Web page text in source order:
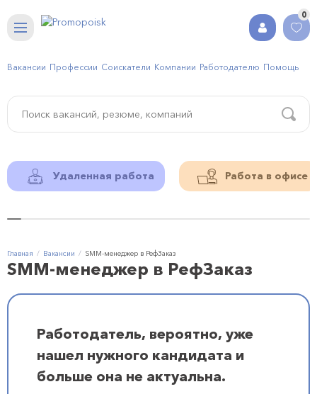
0
Вакансии Профессии Соискатели Компании Работодателю Помощь
Удаленная работа Работа в офисе
Главная Вакансии SMM-менеджер в РефЗаказ
SMM-менеджер в РефЗаказ
Работодатель, вероятно, уже
нашел нужного кандидата и
больше она не актуальна.